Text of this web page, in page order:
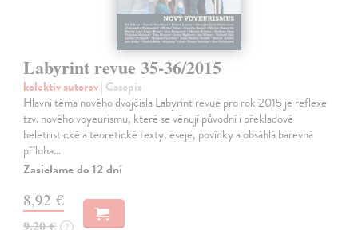
Labyrint revue 35-36/2015
kolektív autorov| Časopis
Hlavní téma nového dvojčísla Labyrint revue pro rok 2015 je reflexe
tzv. nového voyeurismu, které se věnují původní i překladové
beletristické a teoretické texty, eseje, povídky a obsáhlá barevná
příloha…
Zasielame do 12 dní
8,92 €
9,20 € ?